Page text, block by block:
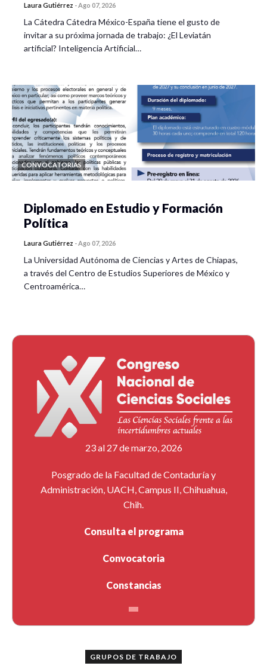
Laura Gutiérrez -Ago 07, 2026
La Cátedra Cátedra México-España tiene el gusto de
invitar a su próxima jornada de trabajo: ¿El Leviatán
artificial? Inteligencia Artificial…
CONVOCATORIAS
Diplomado en Estudio y Formación
Política
Laura Gutiérrez -Ago 07, 2026
La Universidad Autónoma de Ciencias y Artes de Chiapas,
a través del Centro de Estudios Superiores de México y
Centroamérica…
23 al 27 de marzo, 2026
Posgrado de la Facultad de Contaduría y
Administración, UACH, Campus II, Chihuahua,
Chih.
Consulta el programa
Convocatoria
Constancias
GRUPOS DE TRABAJO